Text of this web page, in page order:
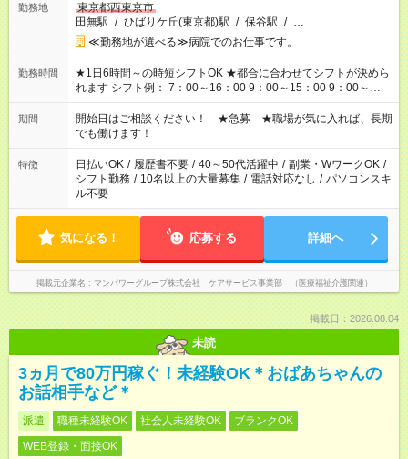
勤務地
東京都西東京市
田無駅 / ひばりケ丘(東京都)駅 / 保谷駅 / …
≪勤務地が選べる≫病院でのお仕事です。
勤務時間
★1日6時間～の時短シフトOK ★都合に合わせてシフトが決めら
れます シフト例： 7：00～16：00 9：00～15：00 9：00～
18：00 11：00～20：00 など ※Wワークの場合、他のお仕事と
合わせ週40時間超の就業はご案内できません ※法令に基づき、
週20時間以上勤務は社会保険への加入対象となります ※労働者
派遣法（日雇い派遣の原則禁止）により、短時間・短期間の就
業はご案内が難しい場合があります
期間
開始日はご相談ください！ ★急募 ★職場が気に入れば、長期
でも働けます！
特徴 日払いOK / 履歴書不要 / 40～50代活躍中 / 副業・WワークOK /
シフト勤務 / 10名以上の大量募集 / 電話対応なし / パソコンスキ
ル不要
気になる！ 応募する 詳細へ
掲載元企業名 マンパワーグループ株式会社 ケアサービス事業部 （医療福祉介護関連）
掲載日：2026.08.04
未読
3ヵ月で80万円稼ぐ！未経験OK＊おばあちゃんの
お話相手など＊
派遣 職種未経験OK 社会人未経験OK
ブランクOK
WEB登録・面接OK